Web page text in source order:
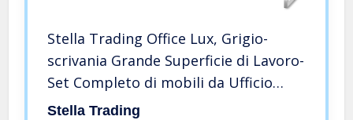
Stella Trading Office Lux, Grigio-
scrivania Grande Superficie di Lavoro-
Set Completo di mobili da Ufficio
Moderni, Engineered Wood, 170 x 76 x
Stella Trading